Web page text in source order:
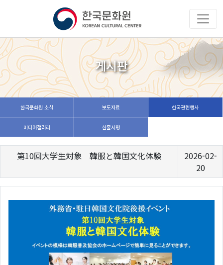
게시판
한국문화원 소식 보도자료 한국관련행사
미디어갤러리 한줄서평
第10回大学生対象 韓服と韓国文化体験
2026-02-
20